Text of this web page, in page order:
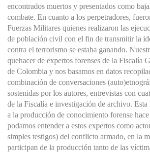
encontrados muertos y presentados como
combate. En cuanto a los perpetradores,
Fuerzas Militares quienes realizaron las
de población civil con el fin de transmitir la
contra el terrorismo se estaba ganando.
quehacer de expertos forenses de la Fiscalía
de Colombia y nos basamos en datos
combinación de conversaciones
sostenidas por los autores, entrevistas con
de la Fiscalía e investigación de archivo. Esta
a la producción de conocimiento forense
podamos entender a estos expertos como
simples testigos) del conflicto armado, en la
participan de la producción tanto de las